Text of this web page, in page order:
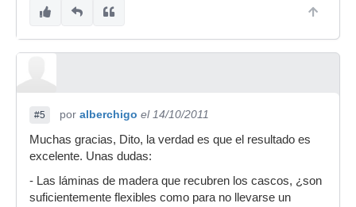
#5 por alberchigo el 14/10/2011
Muchas gracias, Dito, la verdad es que el resultado es
excelente. Unas dudas:
- Las láminas de madera que recubren los cascos, ¿son
suficientemente flexibles como para no llevarse un